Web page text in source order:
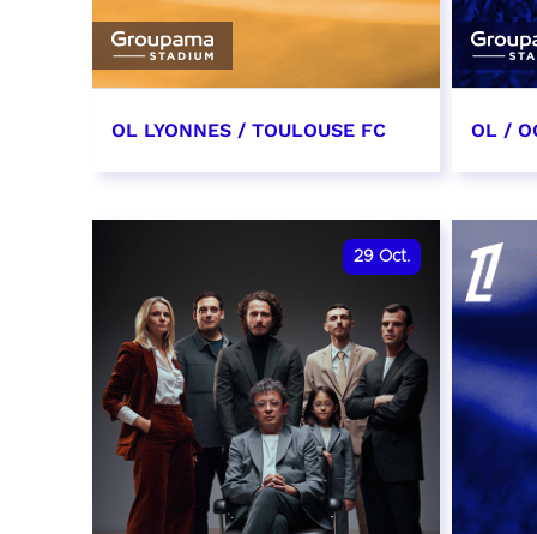
OL LYONNES / TOULOUSE FC
date et heure à confirmer
OL /
date
29 Oct.